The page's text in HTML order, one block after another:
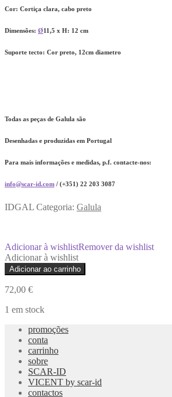
Cor: Cortiça clara, cabo preto
Dimensões: Ø11,5 x H: 12 cm
Suporte tecto: Cor preto, 12cm diametro
Todas as peças de Galula são
Desenhadas e produzidas em Portugal
Para mais informações e medidas, p.f. contacte-nos:
info@scar-id.com / (+351) 22 203 3087
IDGAL Categoria: Galula
Adicionar à wishlistRemover da wishlist
Adicionar à wishlist
Quantidade
de
Candeeiro
Adicionar ao carrinho
72,00 €
1 em stock
promoções
conta
carrinho
sobre
SCAR-ID
VICENT by scar-id
contactos